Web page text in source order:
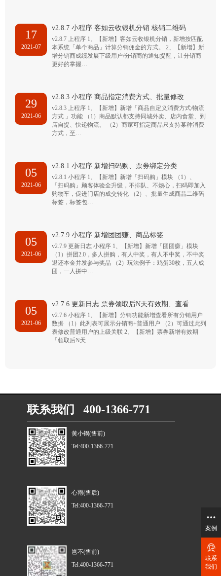
17
2021-07
v2.8.7 小程序 客如云收银机分销 核销二维码
v2.8.7 上程序 1、【新增】客如云收银机分销，新增按匹配
本系统「单个商品」计算分销佣金的方式。 2、【新增】新
增分销商成绩发展下级用户/分销商的通知提醒，让分销商
更好的掌握…
29
2021-06
v2.8.3 小程序 商品指定消费方式、批量修改
v2.8.3 上程序 1、【新增】新增「商品自定义消费方式/物流
方式 」功能 （1）商品默认都支持同城外卖、店内食堂、到
店自提、快递物流。 （2）商家可指定商品只支持某种消费
方式，至…
05
2021-06
v2.8.1 小程序 新增扫码购、票券绑定分类
v2.8.1 小程序 1、【新增】新增「扫码购」模块 （1）、
「扫码购」顾客体验全升级，不排队、不烦心，扫码即加入
购物车，促进门店的成交转化 （2）、批量生成商品二维码
标签，标签包…
05
2021-06
v2.7.9 小程序 新增团团赚、商品标签
v2.7.9 更新日志 小程序 1、【新增】新增「团团赚」模块
（1）拼团2.0，多人拼购，有人中奖，有人不中奖，不中奖
退还本金并发参与奖品 （2）玩法例子：鸡蛋30枚，五人成
团，一人拼中…
05
2021-06
v2.7.6 更新日志 票券领取后N天有效期、查看
v2.7.6 小程序 1、【新增】分销功能新增查看所有分销用户
数据 （1）此列表可展示分销商+普通用户 （2）可通过此列
表修改普通用户的上级关联 2、【新增】票券新增有效期
「领取后N天…
联系我们 400-1366-771
黄小锅(售前)
Tel:400-1366-771
心雨(售后)
Tel:400-1366-771
岂不(售前)
Tel:400-1366-771
案例
联系
我们